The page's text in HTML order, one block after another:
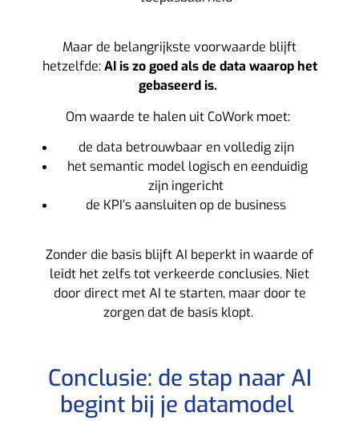
Maar de belangrijkste voorwaarde blijft
hetzelfde:AI is zo goed als de data waarop het
gebaseerd is.
Om waarde te halen uit CoWork moet:
de data betrouwbaar en volledig zijn
het semantic model logisch en eenduidig
zijn ingericht
de KPI’s aansluiten op de business
Zonder die basis blijft AI beperkt in waarde of
leidt het zelfs tot verkeerde conclusies. Niet
door direct met AI te starten, maar door te
zorgen dat de basis klopt.
Conclusie: de stap naar AI
begint bij je datamodel